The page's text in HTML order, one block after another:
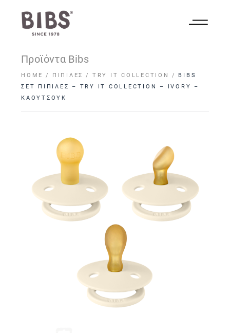
Προϊόντα Bibs
HOME ΠΙΠΊΛΕΣ TRY IT COLLECTION
BIBS
ΣΕΤ ΠΙΠΙΛΕΣ – TRY IT COLLECTION – IVORY –
ΚΑΟΥΤΣΟΥΚ